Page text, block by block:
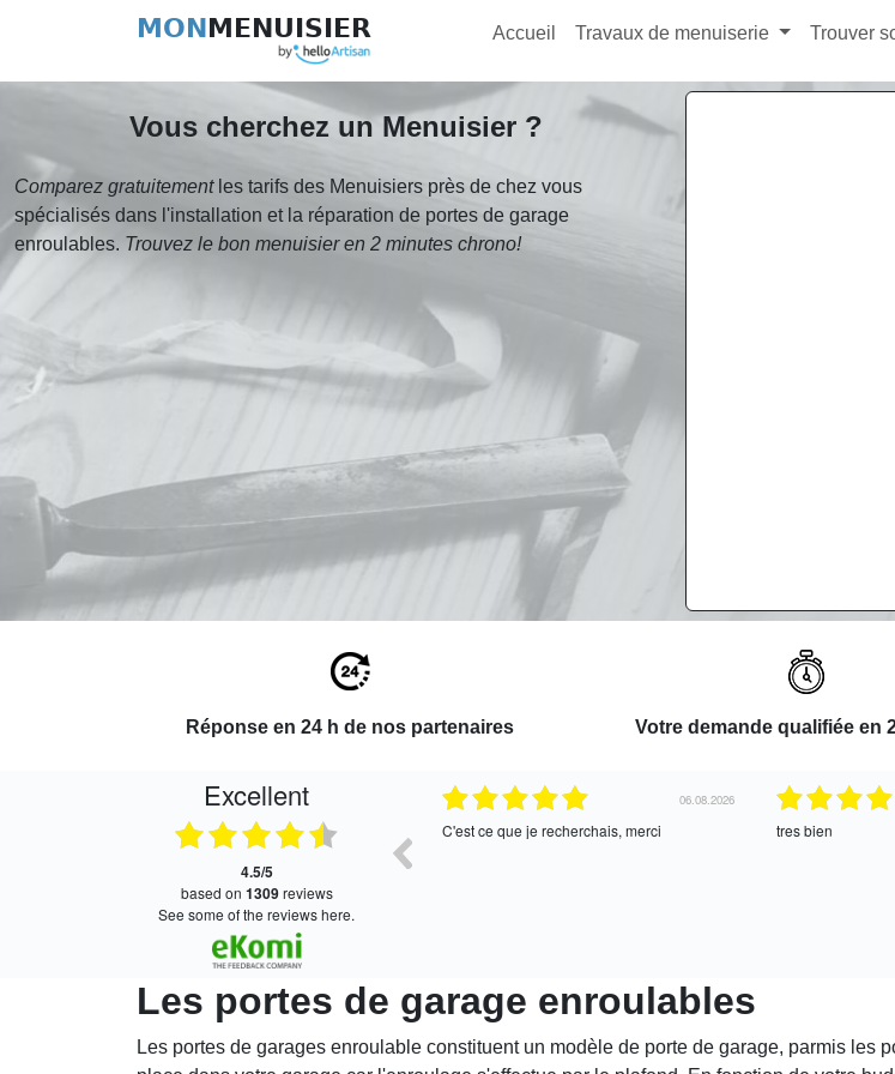
MONMENUISIER Accueil Travaux de menuiserie Trouver
Vous cherchez un Menuisier ?
Comparez gratuitement les tarifs des Menuisiers près de chez vous
spécialisés dans l'installation et la réparation de portes de garage
enroulables. Trouvez le bon menuisier en 2 minutes chrono!
Réponse en 24 h de nos partenaires Votre demande qualifiée en
Excellent
4.5/5
based on 1309reviews
see some of the reviews here.
06.08.2026
C'est ce que je recherchais, merci tres bien
Les portes de garage enroulables
Les portes de garages enroulable constituent un modèle de porte de garage, parmis les